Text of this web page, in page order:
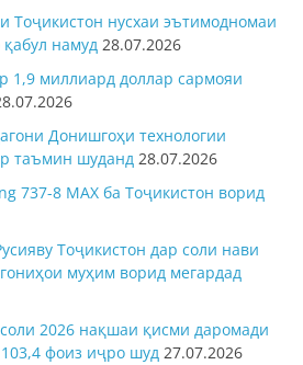
Тоҷикистон нусхаи эътимодномаи
намуд 28.07.2026
1,9 миллиард доллар сармояи
Донишгоҳи технологии
таъмин шуданд 28.07.2026
737-8 MAX ба Тоҷикистон ворид
Тоҷикистон дар соли нави
муҳим ворид мегардад
2026 нақшаи қисми даромади
фоиз иҷро шуд 27.07.2026